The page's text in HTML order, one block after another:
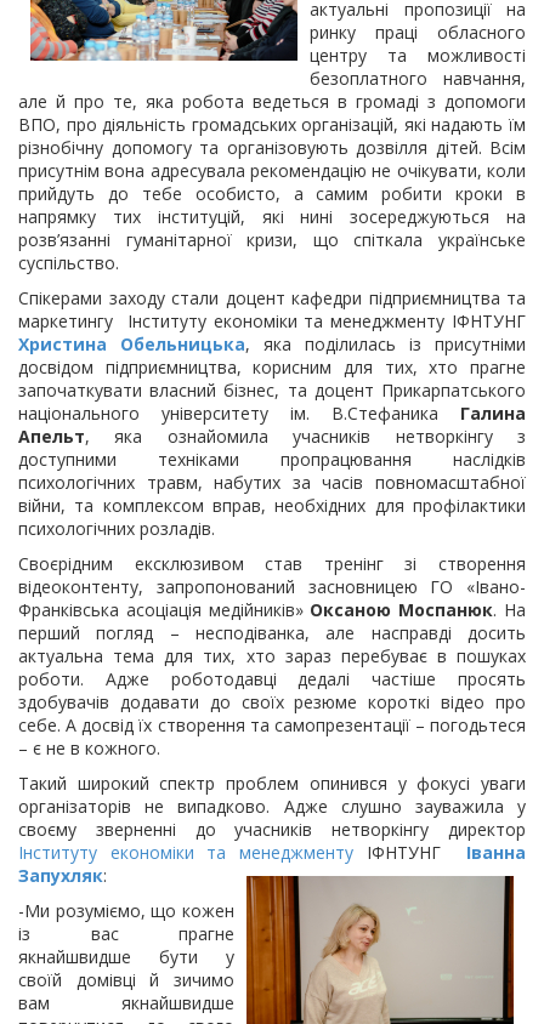
актуальні пропозиції на
ринку праці обласного
центру та можливості
безоплатного навчання,
але й про те, яка робота ведеться в громаді з допомоги
ВПО, про діяльність громадських організацій, які надають їм
різнобічну допомогу та організовують дозвілля дітей. Всім
присутнім вона адресувала рекомендацію не очікувати, коли
прийдуть до тебе особисто, а самим робити кроки в
напрямку тих інституцій, які нині зосереджуються на
розв’язанні гуманітарної кризи, що спіткала українське
суспільство.
Спікерами заходу стали доцент кафедри підприємництва та
маркетингу Інституту економіки та менеджменту ІФНТУНГ
Христина Обельницька, яка поділилась із присутніми
досвідом підприємництва, корисним для тих, хто прагне
започаткувати власний бізнес, та доцент Прикарпатського
національного університету ім. В.Стефаника Галина
Апельт, яка ознайомила учасників нетворкінгу з
доступними техніками пропрацювання наслідків
психологічних травм, набутих за часів повномасштабної
війни, та комплексом вправ, необхідних для профілактики
психологічних розладів.
Своєрідним ексклюзивом став тренінг зі створення
відеоконтенту, запропонований засновницею ГО «Івано-
Франківська асоціація медійників» Оксаною Моспанюк. На
перший погляд – несподіванка, але насправді досить
актуальна тема для тих, хто зараз перебуває в пошуках
роботи. Адже роботодавці дедалі частіше просять
здобувачів додавати до своїх резюме короткі відео про
себе. А досвід їх створення та самопрезентації – погодьтеся
– є не в кожного.
Такий широкий спектр проблем опинився у фокусі уваги
організаторів не випадково. Адже слушно зауважила у
своєму зверненні до учасників нетворкінгу директор
Інституту економіки та менеджменту ІФНТУНГ Іванна
Запухляк:
-Ми розуміємо, що кожен
із вас прагне
якнайшвидше бути у
своїй домівці й зичимо
вам якнайшвидше